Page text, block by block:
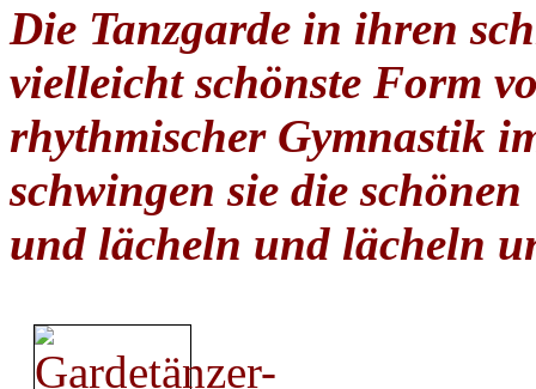
Die Tanzgarde in ihren
vielleicht schönste Form
rhythmischer Gymnastik
schwingen sie die schönen
und lächeln und lächeln